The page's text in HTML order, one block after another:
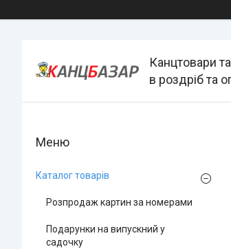
Канцтовари
в роздріб та
Каталог товарів
Розпродаж картин за номерами
Подарунки на випускний у
садочку